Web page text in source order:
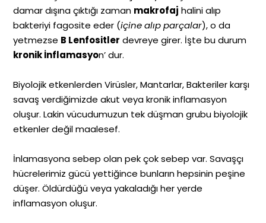
damar dışına çıktığı zaman makrofaj halini alıp
bakteriyi fagosite eder (içine alıp parçalar), o da
yetmezse B Lenfositler devreye girer. İşte bu durum
kronik İnflamasyon’ dur.
Biyolojik etkenlerden Virüsler, Mantarlar, Bakteriler karşı
savaş verdiğimizde akut veya kronik inflamasyon
oluşur. Lakin vücudumuzun tek düşman grubu biyolojik
etkenler değil maalesef.
İnlamasyona sebep olan pek çok sebep var. Savaşçı
hücrelerimiz gücü yettiğince bunların hepsinin peşine
düşer. Öldürdüğü veya yakaladığı her yerde
inflamasyon oluşur.